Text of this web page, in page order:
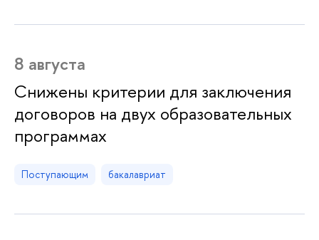
8 августа
Снижены критерии для заключения
договоров на двух образовательных
программах
Поступающим бакалавриат